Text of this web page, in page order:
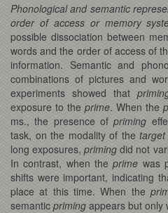
Phonological and semantic
order of access or memory
possible dissociation between
words and the order of access of
information. Semantic and
combinations of pictures and
experiments showed that
exposure to the prime. When the
ms., the presence ofpriming
task, on the modality of thetarget
long exposures,priming did not
In contrast, when theprime was
shifts were important, indicating
place at this time. When the
semantic priming appears but only